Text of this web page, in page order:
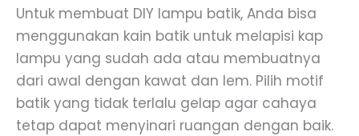
Untuk membuat DIY lampu batik, Anda bisa
menggunakan kain batik untuk melapisi kap
lampu yang sudah ada atau membuatnya
dari awal dengan kawat dan lem. Pilih motif
batik yang tidak terlalu gelap agar cahaya
tetap dapat menyinari ruangan dengan baik.